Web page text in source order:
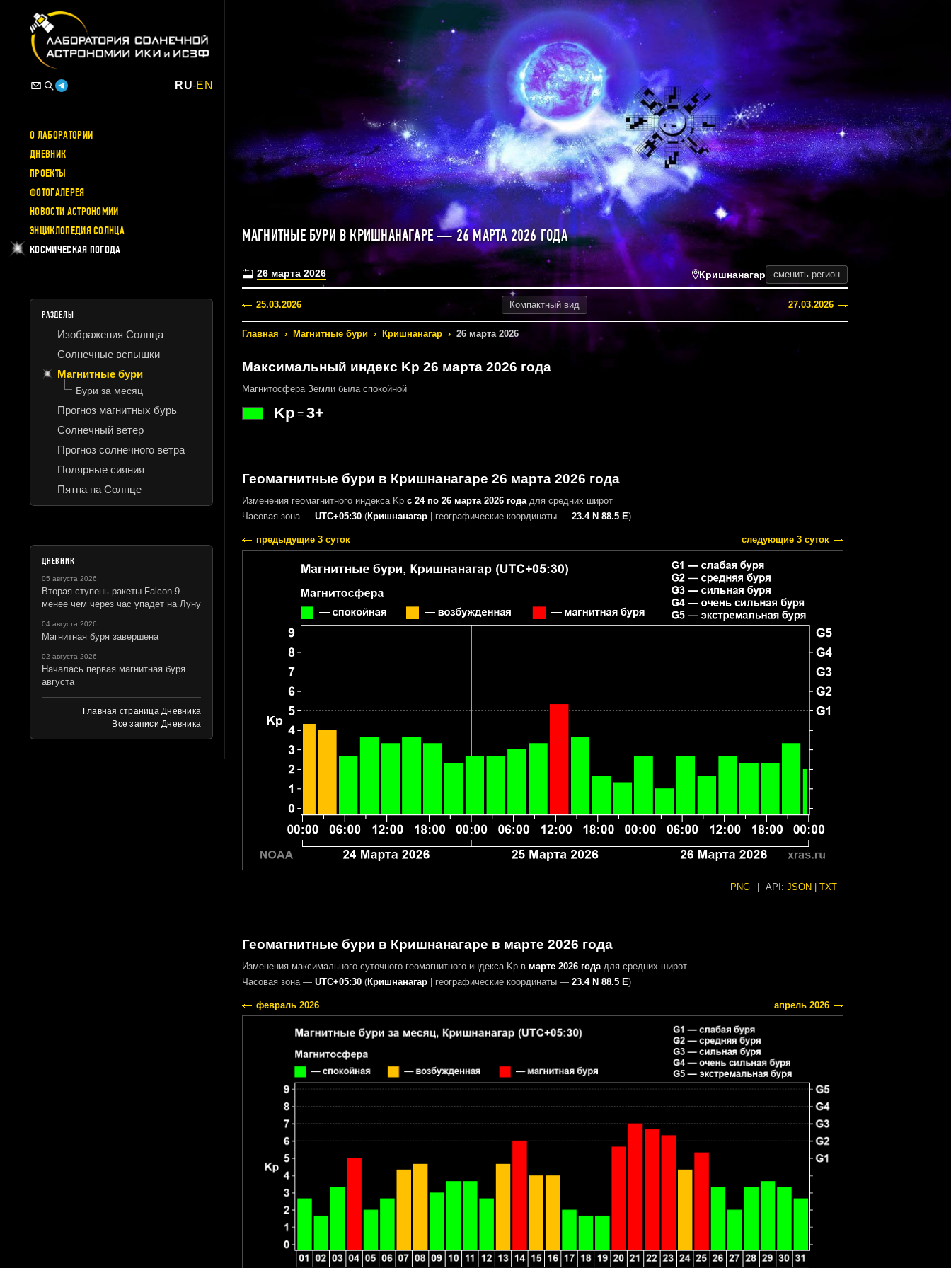
RU-EN
О ЛАБОРАТОРИИ
ДНЕВНИК
ПРОЕКТЫ
ФОТОГАЛЕРЕЯ
НОВОСТИ АСТРОНОМИИ
ЭНЦИКЛОПЕДИЯ СОЛНЦА
КОСМИЧЕСКАЯ ПОГОДА
РАЗДЕЛЫ
Изображения Солнца
Солнечные вспышки
Магнитные бури
Бури за месяц
Прогноз магнитных бурь
Солнечный ветер
Прогноз солнечного ветра
Полярные сияния
Пятна на Солнце
ДНЕВНИК
05 августа 2026
Вторая ступень ракеты Falcon 9
менее чем через час упадет на Луну
04 августа 2026
Магнитная буря завершена
02 августа 2026
Началась первая магнитная буря
августа
Главная страница Дневника
Все записи Дневника
МАГНИТНЫЕ БУРИ В КРИШНАНАГАРЕ — 26 МАРТА 2026 ГОДА
26 марта 2026 Кришнанагар сменить регион
25.03.2026 Компактный вид 27.03.2026
Главная › Магнитные бури › Кришнанагар › 26 марта 2026
Максимальный индекс Kp 26 марта 2026 года
Магнитосфера Земли была спокойной
Kp= 3+
Геомагнитные бури в Кришнанагаре 26 марта 2026 года
Изменения геомагнитного индекса Kp с 24 по 26 марта 2026 годадля средних широт
Часовая зона — UTC+05:30(Кришнанагар| географические координаты — 23.4 N 88.5 E)
предыдущие 3 суток следующие 3 суток
PNG API: JSON TXT
Геомагнитные бури в Кришнанагаре в марте 2026 года
Изменения максимального суточного геомагнитного индекса Kp в марте 2026 годадля средних широт
Часовая зона — UTC+05:30(Кришнанагар| географические координаты — 23.4 N 88.5 E)
февраль 2026 апрель 2026